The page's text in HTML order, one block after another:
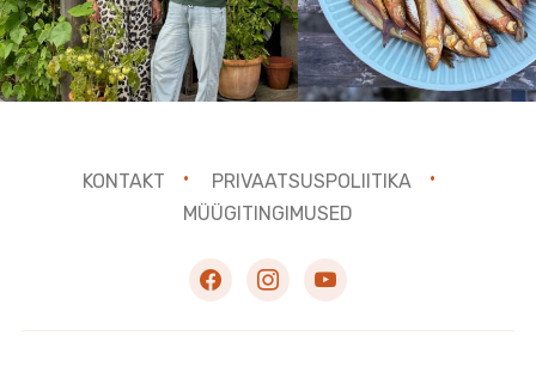
KONTAKT
PRIVAATSUSPOLIITIKA
MÜÜGITINGIMUSED
facebookinstagramyoutube